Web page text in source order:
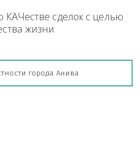
сделок с целью
жизни
города Анива